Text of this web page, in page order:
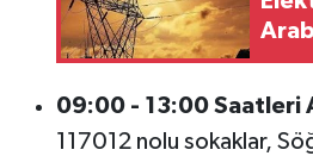
09:00 - 13:00 Saatleri
117012 nolu sokaklar,